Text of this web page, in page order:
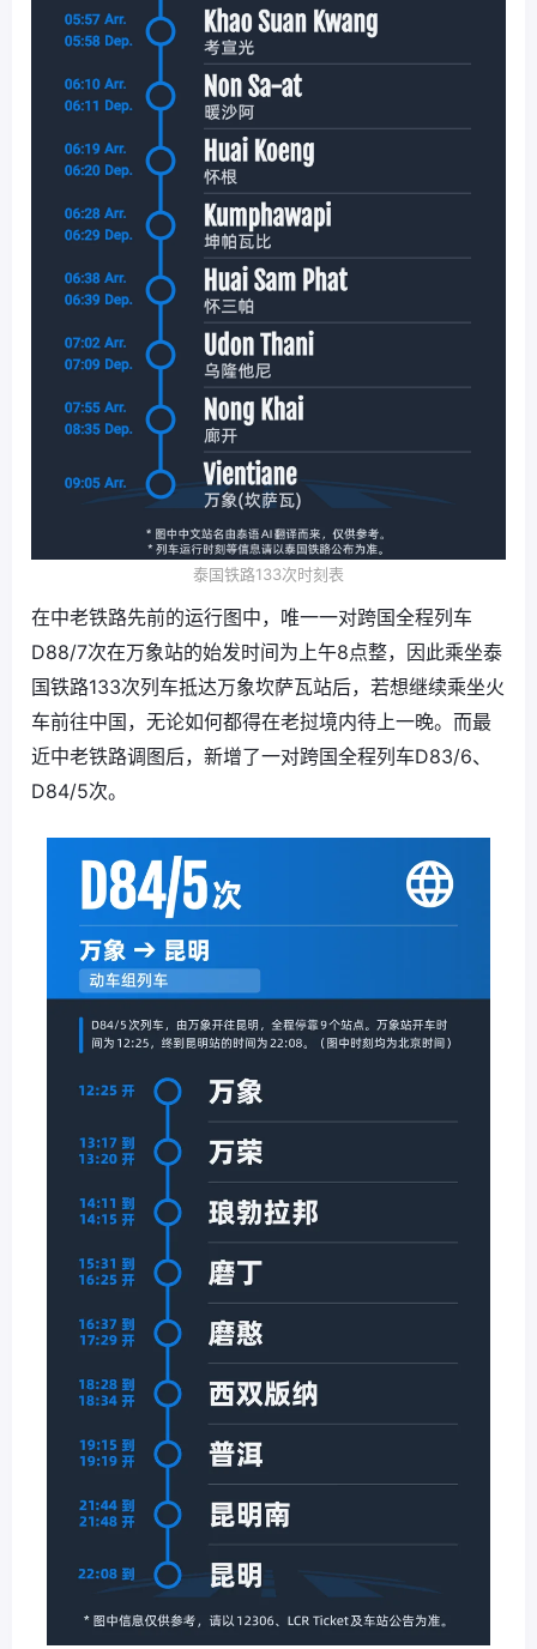
泰国铁路133次时刻表
在中老铁路先前的运行图中，唯一一对跨国全程列车
D88/7次在万象站的始发时间为上午8点整，因此乘坐泰
国铁路133次列车抵达万象坎萨瓦站后，若想继续乘坐火
车前往中国，无论如何都得在老挝境内待上一晚。而最
近中老铁路调图后，新增了一对跨国全程列车D83/6、
D84/5次。